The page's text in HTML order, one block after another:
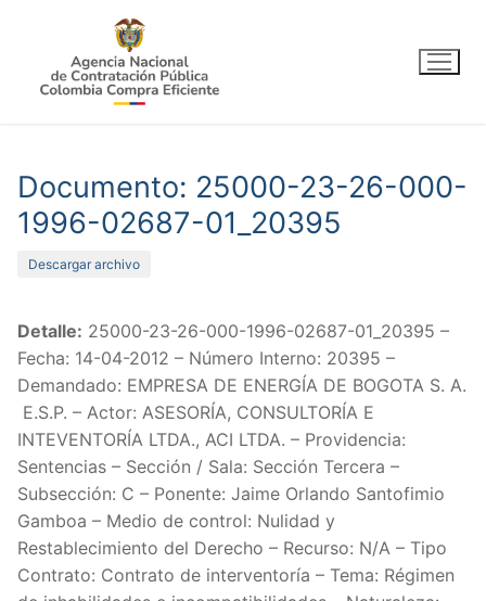
contenido
Documento: 25000-23-26-000-
1996-02687-01_20395
Descargar archivo
Detalle: 25000-23-26-000-1996-02687-01_20395 –
Fecha: 14-04-2012 – Número Interno: 20395 –
Demandado: EMPRESA DE ENERGÍA DE BOGOTA S. A.
E.S.P. – Actor: ASESORÍA, CONSULTORÍA E
INTEVENTORÍA LTDA., ACI LTDA. – Providencia:
Sentencias – Sección / Sala: Sección Tercera –
Subsección: C – Ponente: Jaime Orlando Santofimio
Gamboa – Medio de control: Nulidad y
Restablecimiento del Derecho – Recurso: N/A – Tipo
Contrato: Contrato de interventoría – Tema: Régimen